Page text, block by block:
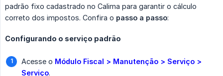
padrão fixo cadastrado no Calima para garantir o cálculo
correto dos impostos. Confira o passo a passo:
Configurando o serviço padrão
Acesse o Módulo Fiscal > Manutenção > Serviço >
Serviço.